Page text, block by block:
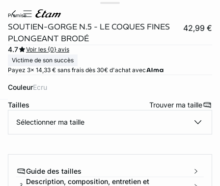
promise
SOUTIEN-GORGE N.5 - LE COQUES FINES
PLONGEANT BRODÉ
42,99 €
4.7
Voir les {0} avis
Victime de son succès
Payez 3x 14,33 € sans frais dès 30€ d'achat avec
Couleur ecru
Tailles Trouver ma taille
Sélectionner ma taille
Guide des tailles
Description, composition, entretien et